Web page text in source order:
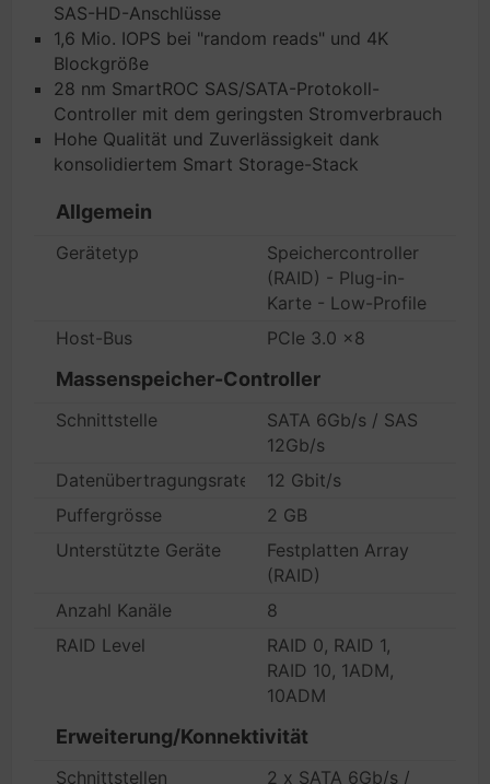
SAS-HD-Anschlüsse
1,6 Mio. IOPS bei "random reads" und 4K
Blockgröße
28 nm SmartROC SAS/SATA-Protokoll-
Controller mit dem geringsten Stromverbrauch
Hohe Qualität und Zuverlässigkeit dank
konsolidiertem Smart Storage-Stack
Allgemein
Gerätetyp
Speichercontroller
(RAID) - Plug-in-
Karte - Low-Profile
Host-Bus
PCIe 3.0 x8
Massenspeicher-Controller
Schnittstelle
SATA 6Gb/s / SAS
12Gb/s
Datenübertragungsrate
12 Gbit/s
Puffergrösse
2 GB
Unterstützte Geräte
Festplatten Array
(RAID)
Anzahl Kanäle
8
RAID Level
RAID 0, RAID 1,
RAID 10, 1ADM,
10ADM
Erweiterung/Konnektivität
Schnittstellen 2 x SATA 6Gb/s /